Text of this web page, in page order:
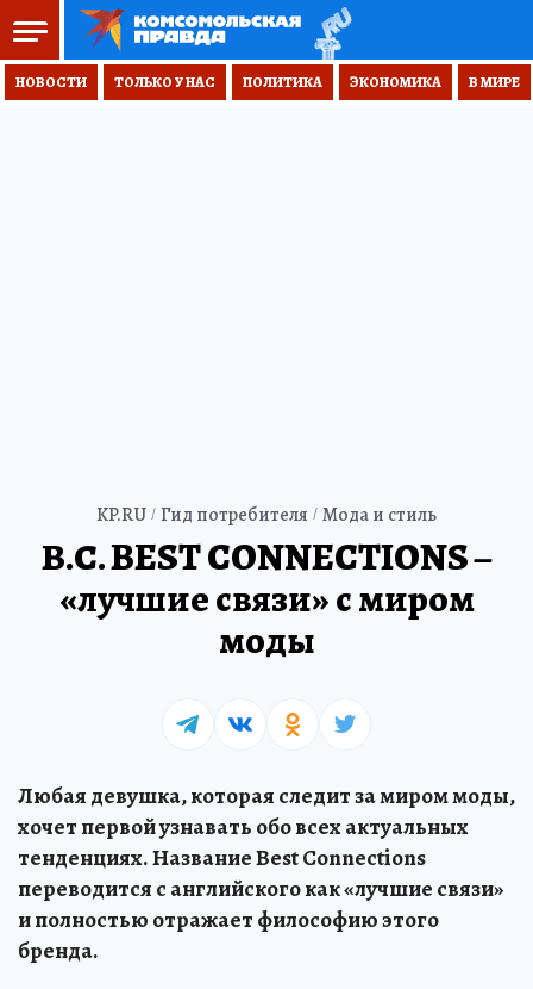
НОВОСТИ ТОЛЬКО У НАС ПОЛИТИКА ЭКОНОМИКА В МИРЕ
KP.RU Гид потребителя Мода и стиль
В.С. BEST CONNECTIONS –
«лучшие связи» с миром
моды
Любая девушка, которая следит за миром моды,
хочет первой узнавать обо всех актуальных
тенденциях. Название Best Connections
переводится с английского как «лучшие связи»
и полностью отражает философию этого
бренда.